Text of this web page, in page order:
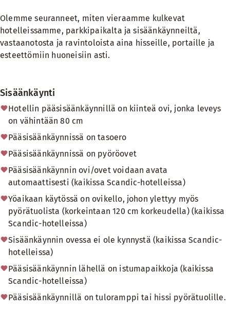
Olemme seuranneet, miten vieraamme kulkevat
hotelleissamme, parkkipaikalta ja sisäänkäynneiltä,
vastaanotosta ja ravintoloista aina hisseille, portaille ja
esteettömiin huoneisiin asti.
Sisäänkäynti
Hotellin pääsisäänkäynnillä on kiinteä ovi, jonka leveys
on vähintään 80 cm
Pääsisäänkäynnissä on tasoero
Pääsisäänkäynnissä on pyöröovet
Pääsisäänkäynnin ovi/ovet voidaan avata
automaattisesti (kaikissa Scandic-hotelleissa)
Yöaikaan käytössä on ovikello, johon ylettyy myös
pyörätuolista (korkeintaan 120 cm korkeudella) (kaikissa
Scandic-hotelleissa)
Sisäänkäynnin ovessa ei ole kynnystä (kaikissa Scandic-
hotelleissa)
Pääsisäänkäynnin lähellä on istumapaikkoja (kaikissa
Scandic-hotelleissa)
Pääsisäänkäynnillä on tuloramppi tai hissi pyörätuolille.